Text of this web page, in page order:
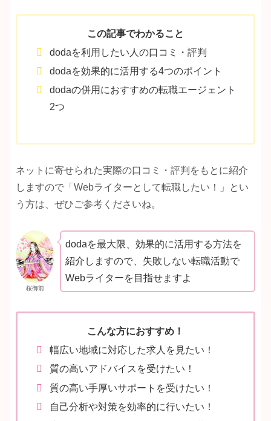
この記事でわかること
dodaを利用したい人の口コミ・評判
dodaを効果的に活用する4つのポイント
dodaの併用におすすめの転職エージェント
2つ
ネットに寄せられた実際の口コミ・評判をもとに紹介
しますので「Webライターとして転職したい！」とい
う方は、ぜひご参考くださいね。
桜御前
dodaを最大限、効果的に活用する方法を
紹介しますので、失敗しない転職活動で
Webライターを目指せますよ
こんな方におすすめ！
幅広い地域に対応した求人を見たい！
質の高いアドバイスを受けたい！
質の高い手厚いサポートを受けたい！
自己分析や対策を効率的に行いたい！